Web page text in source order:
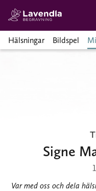
Hälsningar Bildspel
Signe
Var med oss och dela